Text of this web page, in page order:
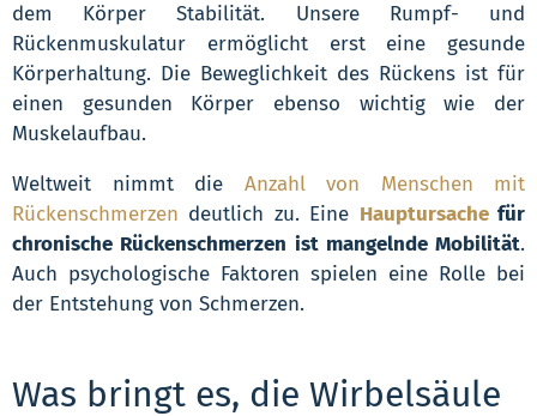
dem Körper Stabilität. Unsere Rumpf- und
Rückenmuskulatur ermöglicht erst eine gesunde
Körperhaltung. Die Beweglichkeit des Rückens ist für
einen gesunden Körper ebenso wichtig wie der
Muskelaufbau.
Weltweit nimmt die Anzahl von Menschen mit
Rückenschmerzen deutlich zu. Eine Hauptursachefür
chronische Rückenschmerzen ist mangelnde Mobilität.
Auch psychologische Faktoren spielen eine Rolle bei
der Entstehung von Schmerzen.
Was bringt es, die Wirbelsäule